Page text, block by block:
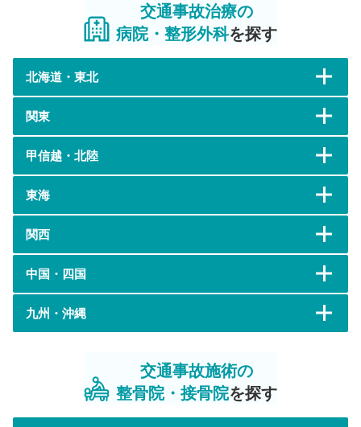
交通事故治療の
病院・整形外科を探す
北海道・東北
関東
甲信越・北陸
東海
関西
中国・四国
九州・沖縄
交通事故施術の
整骨院・接骨院を探す